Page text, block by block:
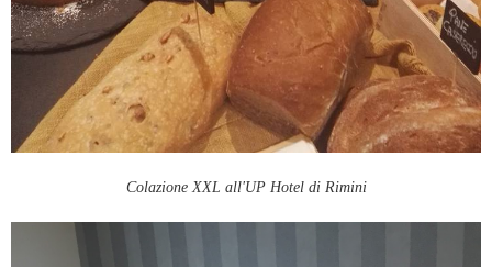
Colazione XXL all'UP Hotel di Rimini